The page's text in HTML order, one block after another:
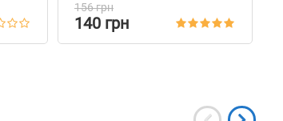
156 грн
140 грн